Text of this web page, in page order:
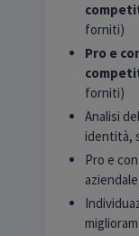
forniti)
Pro e
forniti)
Analisi
identità,
Pro e
aziendale